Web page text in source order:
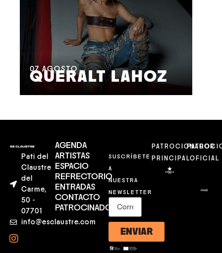
07 AGOSTO
QUERALT LAHOZ
Pati del
Claustre
del
Carme,
50 -
07701
info@esclaustre.com
AGENDA
ARTISTAS
ESPACIO
REFRECTORIO
ENTRADAS
CONTACTO
PATROCINADORES
SUSCRÍBETE
A
NUESTRA
NEWSLETTER
ENVIAR
PATROCIONADOR
PRINCIPALOFICIAL